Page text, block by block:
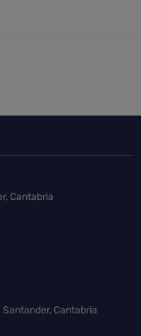
Cantabria
Santander, Cantabria